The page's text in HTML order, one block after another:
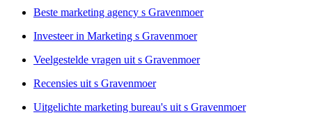
Beste marketing agency s Gravenmoer
Investeer in Marketing s Gravenmoer
Veelgestelde vragen uit s Gravenmoer
Recensies uit s Gravenmoer
Uitgelichte marketing bureau's uit s Gravenmoer